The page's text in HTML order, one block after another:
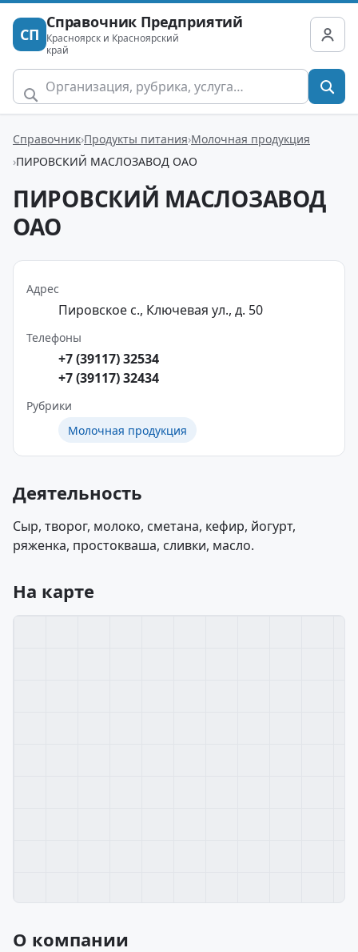
СП
Справочник Предприятий
Красноярск и Красноярский
край
Справочник Продукты питания Молочная продукция
ПИРОВСКИЙ МАСЛОЗАВОД ОАО
ПИРОВСКИЙ МАСЛОЗАВОД
ОАО
Адрес
Пировское с., Ключевая ул., д. 50
Телефоны
+7 (39117) 32534
+7 (39117) 32434
Рубрики
Молочная продукция
Деятельность
Сыр, творог, молоко, сметана, кефир, йогурт,
ряженка, простокваша, сливки, масло.
На карте
О компании